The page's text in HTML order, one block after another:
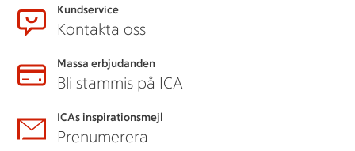
Kundservice
Kontakta oss
Massa erbjudanden
Bli stammis på ICA
ICAs inspirationsmejl
Prenumerera